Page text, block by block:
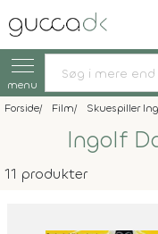
menu
Forside Film Skuespiller
Ingolf
11 produkter